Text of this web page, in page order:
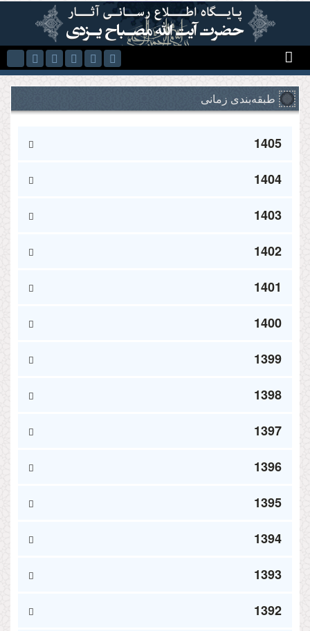
Skip to main content
طبقه‌بندی زمانی
1405
1404
1403
1402
1401
1400
1399
1398
1397
1396
1395
1394
1393
1392